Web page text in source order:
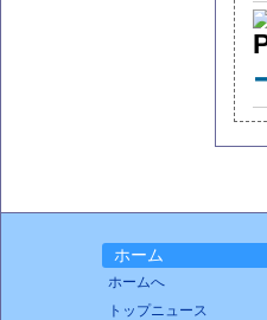
ホーム
ホームへ
トップニュース